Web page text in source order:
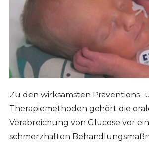
Zu den wirksamsten Präventions-
Therapiemethoden gehört die
Verabreichung von Glucose vor
schmerzhaften